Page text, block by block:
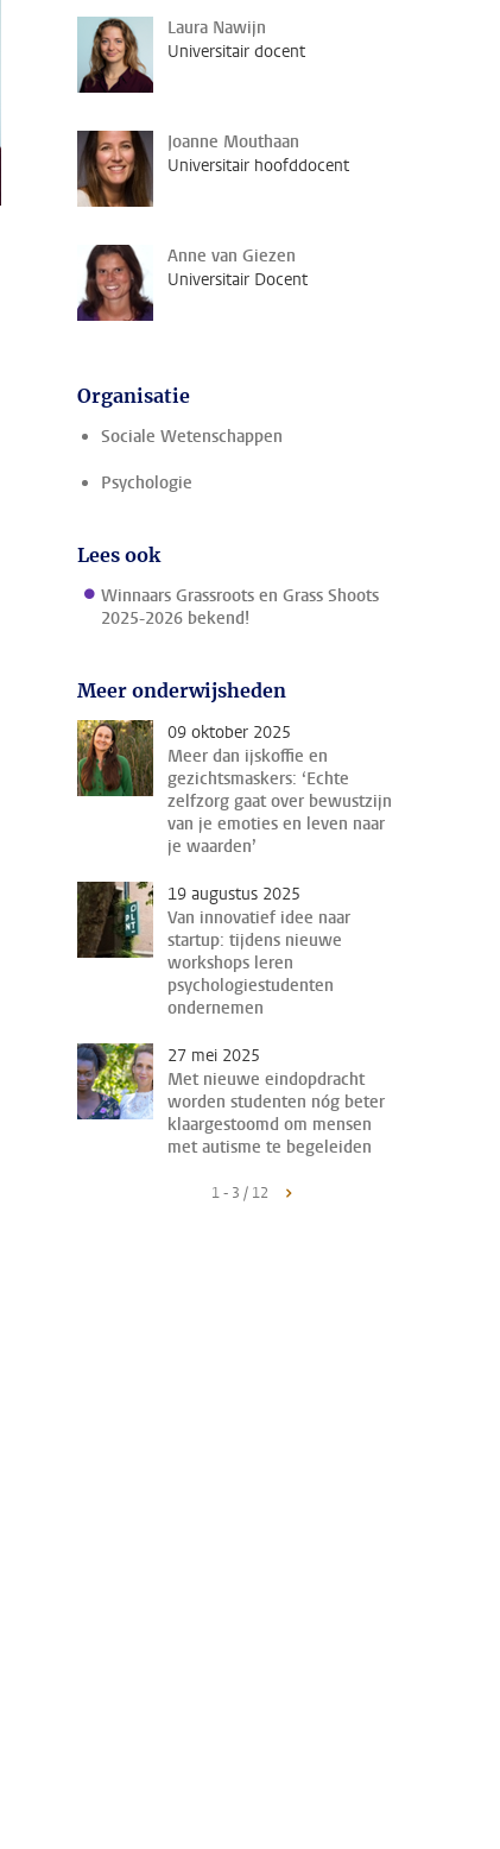
Laura Nawijn
Universitair docent
Joanne Mouthaan
Universitair hoofddocent
Anne van Giezen
Universitair Docent
Organisatie
Sociale Wetenschappen
Psychologie
Lees ook
Winnaars Grassroots en Grass Shoots
2025-2026 bekend!
Meer onderwijsheden
09 oktober 2025
Meer dan ijskoffie en
gezichtsmaskers: ‘Echte
zelfzorg gaat over bewustzijn
van je emoties en leven naar
je waarden’
19 augustus 2025
Van innovatief idee naar
startup: tijdens nieuwe
workshops leren
psychologiestudenten
ondernemen
27 mei 2025
Met nieuwe eindopdracht
worden studenten nóg beter
klaargestoomd om mensen
met autisme te begeleiden
1 - 3 / 12